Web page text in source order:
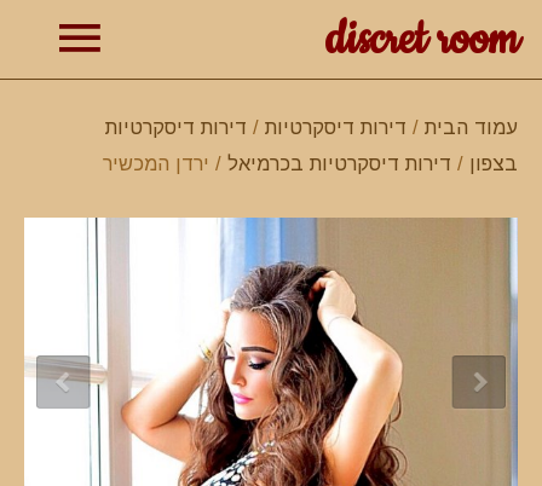
discret room
עמוד הבית / דירות דיסקרטיות / דירות דיסקרטיות
בצפון / דירות דיסקרטיות בכרמיאל / ירדן המכשיר